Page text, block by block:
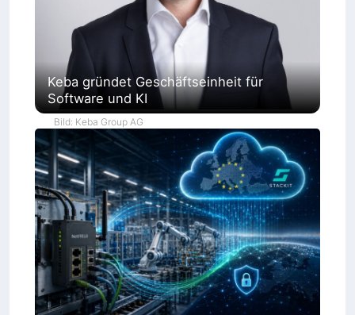
Keba gründet Geschäftseinheit für
Software und KI
Bild: Keba Group AG